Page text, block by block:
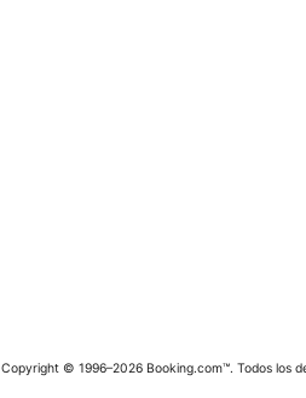
Copyright © 1996–2026 Booking.com™. Todos los